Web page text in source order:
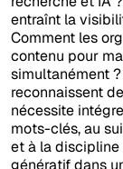
entraînt la
Comment les
contenu pour
simultanément
reconnaissent
nécessite
mots-clés, au
et à la
génératif dans